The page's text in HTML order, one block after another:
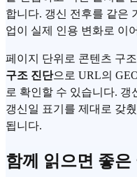
합니다. 갱신 전후를 같은
업이 실제 인용 변화로 이
페이지 단위로 콘텐츠 구
구조 진단으로 URL의
로 확인할 수 있습니다. 갱
갱신일 표기를 제대로 갖
됩니다.
함께 읽으면 좋은